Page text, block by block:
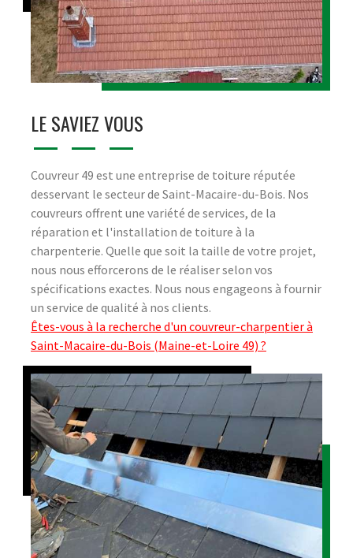
LE SAVIEZ VOUS
Couvreur 49 est une entreprise de toiture réputée
desservant le secteur de Saint-Macaire-du-Bois. Nos
couvreurs offrent une variété de services, de la
réparation et l'installation de toiture à la
charpenterie. Quelle que soit la taille de votre projet,
nous nous efforcerons de le réaliser selon vos
spécifications exactes. Nous nous engageons à fournir
un service de qualité à nos clients.
Êtes-vous à la recherche d'un couvreur-charpentier à
Saint-Macaire-du-Bois (Maine-et-Loire 49) ?